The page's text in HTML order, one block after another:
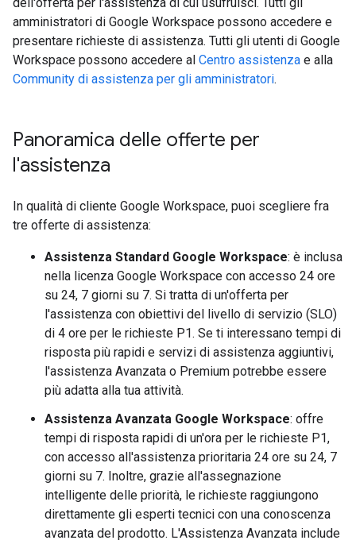
amministratori di Google Workspace possono accedere e
presentare richieste di assistenza. Tutti gli utenti di Google
Workspace possono accedere al Centro assistenza e alla
Community di assistenza per gli amministratori.
Panoramica delle offerte per
l'assistenza
In qualità di cliente Google Workspace, puoi scegliere fra
tre offerte di assistenza:
Assistenza Standard Google Workspace: è inclusa
nella licenza Google Workspace con accesso 24 ore
su 24, 7 giorni su 7. Si tratta di un'offerta per
l'assistenza con obiettivi del livello di servizio (SLO)
di 4 ore per le richieste P1. Se ti interessano tempi di
risposta più rapidi e servizi di assistenza aggiuntivi,
l'assistenza Avanzata o Premium potrebbe essere
più adatta alla tua attività.
Assistenza Avanzata Google Workspace: offre
tempi di risposta rapidi di un'ora per le richieste P1,
con accesso all'assistenza prioritaria 24 ore su 24, 7
giorni su 7. Inoltre, grazie all'assegnazione
intelligente delle priorità, le richieste raggiungono
direttamente gli esperti tecnici con una conoscenza
avanzata del prodotto. L'Assistenza Avanzata include